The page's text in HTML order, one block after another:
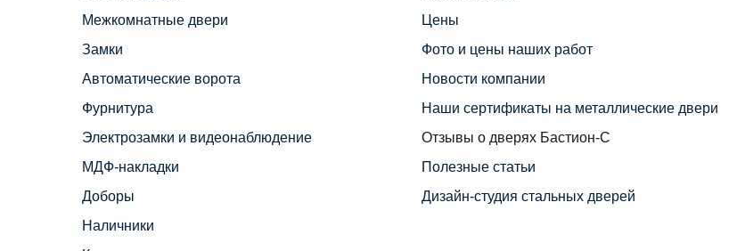
Межкомнатные двери
Замки
Автоматические ворота
Фурнитура
Электрозамки и видеонаблюдение
МДФ-накладки
Доборы
Наличники
Цены
Фото и цены наших работ
Новости компании
Наши сертификаты на металлические двери
Отзывы о дверях Бастион-С
Полезные статьи
Дизайн-студия стальных дверей